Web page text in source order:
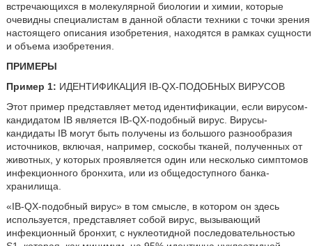
встречающихся в молекулярной биологии и химии, которые
очевидны специалистам в данной области техники с точки зрения
настоящего описания изобретения, находятся в рамках сущности
и объема изобретения.
ПРИМЕРЫ
Пример 1: ИДЕНТИФИКАЦИЯ IB-QX-ПОДОБНЫХ ВИРУСОВ
Этот пример представляет метод идентификации, если вирусом-
кандидатом IB является IB-QX-подобный вирус. Вирусы-
кандидаты IB могут быть получены из большого разнообразия
источников, включая, например, соскобы тканей, полученных от
животных, у которых проявляется один или несколько симптомов
инфекционного бронхита, или из общедоступного банка-
хранилища.
«IB-QX-подобный вирус» в том смысле, в котором он здесь
используется, представляет собой вирус, вызывающий
инфекционный бронхит, с нуклеотидной последовательностью